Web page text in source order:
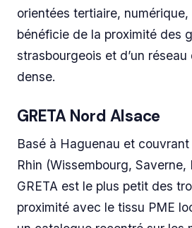
orientées tertiaire,
bénéficie de la proximité des
strasbourgeois et d’un réseau
dense.
GRETA Nord Alsace
Basé à Haguenau et
Rhin (Wissembourg,
GRETA est le plus petit des
proximité avec le tissu PME